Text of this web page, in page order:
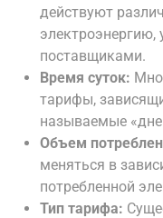
действуют
поставщиками.
Время суток:
тарифы,
называемые
Объем
меняться в
потребленной
Тип тарифа: